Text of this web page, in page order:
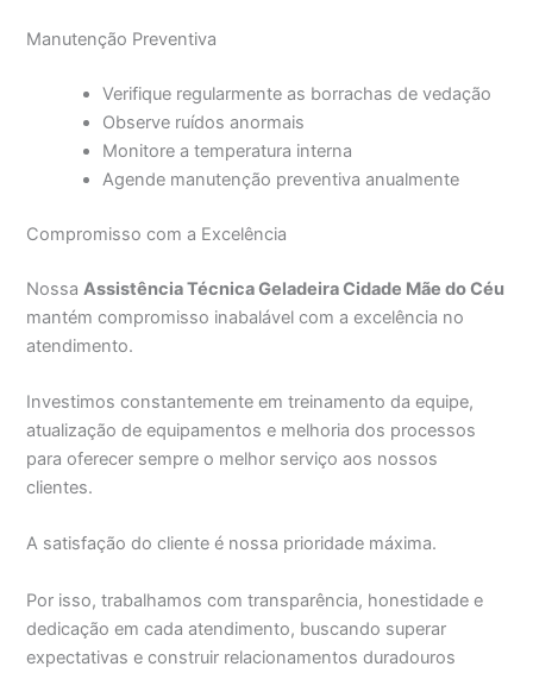
Manutenção Preventiva
Verifique regularmente as borrachas de vedação
Observe ruídos anormais
Monitore a temperatura interna
Agende manutenção preventiva anualmente
Compromisso com a Excelência
NossaAssistência Técnica Geladeira Cidade Mãe do Céu
mantém compromisso inabalável com a excelência no
atendimento.
Investimos constantemente em treinamento da equipe,
atualização de equipamentos e melhoria dos processos
para oferecer sempre o melhor serviço aos nossos
clientes.
A satisfação do cliente é nossa prioridade máxima.
Por isso, trabalhamos com transparência, honestidade e
dedicação em cada atendimento, buscando superar
expectativas e construir relacionamentos duradouros